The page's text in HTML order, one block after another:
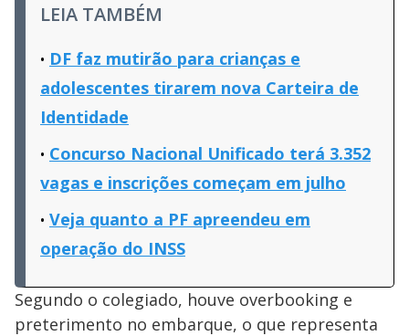
LEIA TAMBÉM
DF faz mutirão para crianças e
adolescentes tirarem nova Carteira de
Identidade
Concurso Nacional Unificado terá 3.352
vagas e inscrições começam em julho
Veja quanto a PF apreendeu em
operação do INSS
Segundo o colegiado, houve overbooking e
preterimento no embarque, o que representa